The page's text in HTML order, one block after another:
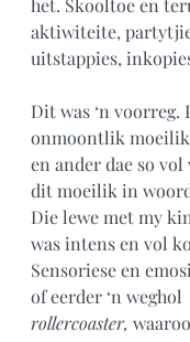
het. Skooltoe en
aktiwiteite,
uitstappies,
Dit was ‘n voorreg.
onmoontlik
en ander dae so vol
dit moeilik in
Die lewe met my
was intens en vol
Sensoriese en
of eerder ‘n weghol
rollercoaster,